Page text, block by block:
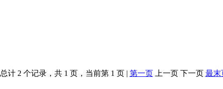
总计 2 个记录，共 1 页，当前第 1 页 | 第一页上一页 下一页 最末